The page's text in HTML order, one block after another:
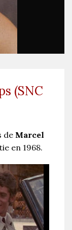
(SNC
de Marcel
en 1968.